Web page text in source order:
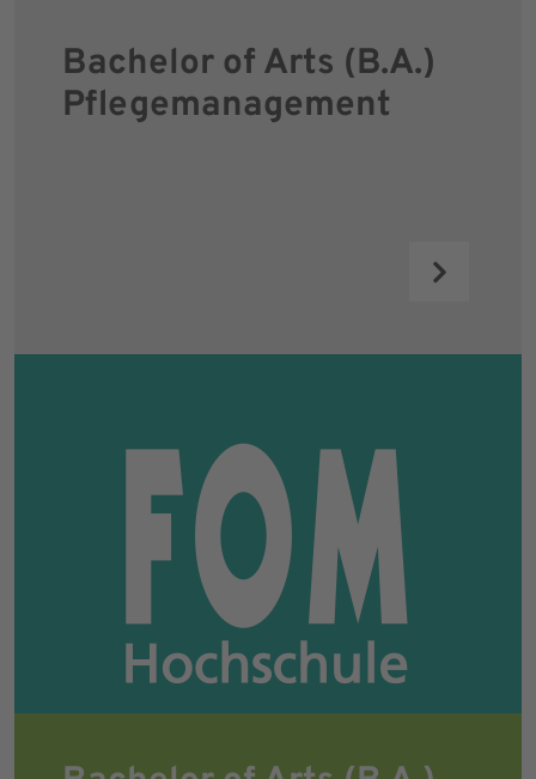
Bachelor of Arts (B.A.)
Pflege­management